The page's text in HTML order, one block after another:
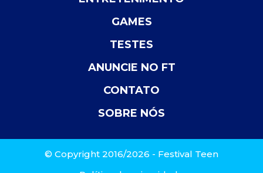
GAMES
TESTES
ANUNCIE NO FT
CONTATO
SOBRE NÓS
© Copyright 2016/2026 - Festival Teen